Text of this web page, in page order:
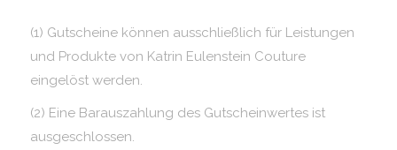
(1) Gutscheine können ausschließlich für Leistungen
und Produkte von Katrin Eulenstein Couture
eingelöst werden.
(2) Eine Barauszahlung des Gutscheinwertes ist
ausgeschlossen.